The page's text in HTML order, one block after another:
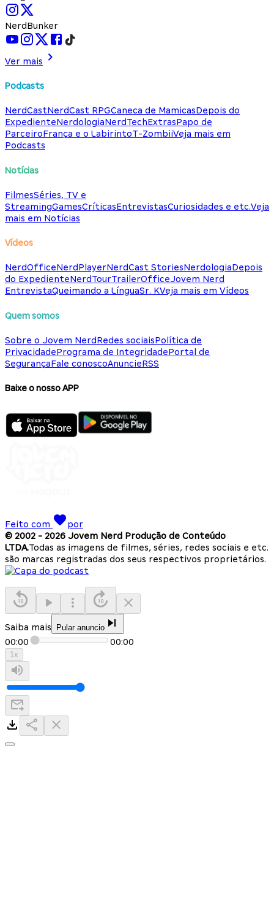
NerdBunker
Ver mais
Podcasts
NerdCastNerdCast RPGCaneca de MamicasDepois do
ExpedienteNerdologiaNerdTechExtrasPapo de
ParceiroFrança e o LabirintoT-ZombiiVeja mais em
Podcasts
Notícias
FilmesSéries, TV e
StreamingGamesCríticasEntrevistasCuriosidades e etc.Veja
mais em Notícias
Vídeos
NerdOfficeNerdPlayerNerdCast StoriesNerdologiaDepois
do ExpedienteNerdTourTrailerOfficeJovem Nerd
EntrevistaQueimando a LínguaSr. KVeja mais em Vídeos
Quem somos
Sobre o Jovem NerdRedes sociaisPolítica de
PrivacidadePrograma de IntegridadePortal de
SegurançaFale conoscoAnuncieRSS
Baixe o nosso APP
Feito com
por
© 2002 - 2026 Jovem Nerd Produção de Conteúdo
LTDA.Todas as imagens de filmes, séries, redes sociais e etc.
são marcas registradas dos seus respectivos proprietários.
Saiba mais Pular anuncio
00:00 00:00
1x